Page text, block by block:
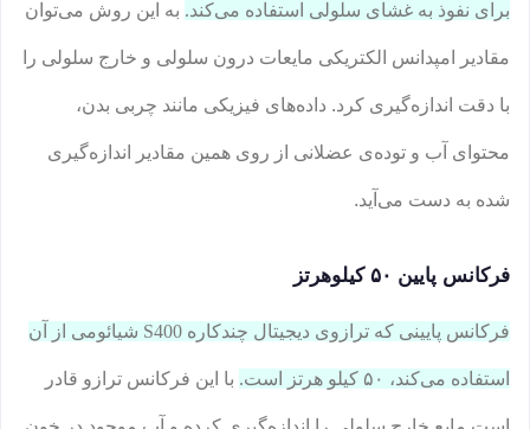
برای نفوذ به غشای سلولی استفاده می‌کند. به این روش می‌توان
مقادیر امپدانس الکتریکی مایعات درون سلولی و خارج سلولی را
با دقت اندازه‌گیری کرد. داده‌های فیزیکی مانند چربی بدن،
محتوای آب و توده‌ی عضلانی از روی همین مقادیر اندازه‌گیری
شده به دست می‌آید.
فرکانس پایین ۵۰ کیلوهرتز
فرکانس پایینی که ترازوی دیجیتال چندکاره S400 شیائومی از آن
استفاده می‌کند، ۵۰ کیلو هرتز است. با این فرکانس ترازو قادر